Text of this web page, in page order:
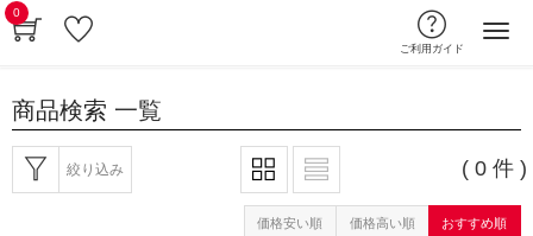
0
ご利用ガイド
商品検索 一覧
絞り込み ( 0 件 )
価格安い順 価格高い順 おすすめ順